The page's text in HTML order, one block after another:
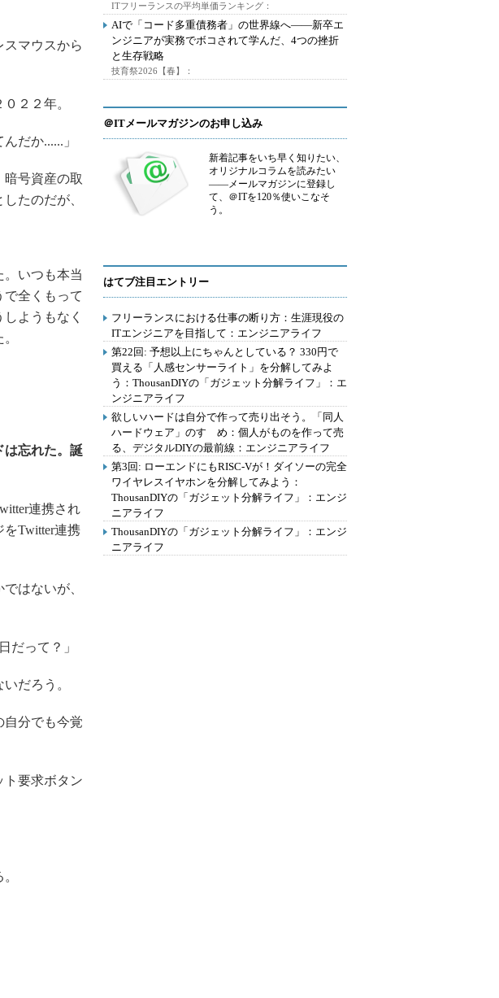
マウスから
２２年。
だか......」
号資産の取
たのだが、
いつも本当
で全くもって
ようもなく
は忘れた。誕
連携され
をTwitter連携
はないが、
だって？」
だろう。
自分でも今覚
ト要求ボタン
ITフリーランスの平均単価ランキング：
AIで「コード多重債務者」の世界線へ――新卒エ
ンジニアが実務でボコされて学んだ、4つの挫折
と生存戦略
技育祭2026【春】：
＠ITメールマガジンのお申し込み
新着記事をいち早く知りたい、
オリジナルコラムを読みたい
――メールマガジンに登録し
て、＠ITを120％使いこなそ
う。
はてブ注目エントリー
フリーランスにおける仕事の断り方：生涯現役の
ITエンジニアを目指して：エンジニアライフ
第22回: 予想以上にちゃんとしている？ 330円で
買える「人感センサーライト」を分解してみよ
う：ThousanDIYの「ガジェット分解ライフ」：エ
ンジニアライフ
欲しいハードは自分で作って売り出そう。「同人
ハードウェア」のすゝめ：個人がものを作って売
る、デジタルDIYの最前線：エンジニアライフ
第3回: ローエンドにもRISC-Vが！ダイソーの完全
ワイヤレスイヤホンを分解してみよう：
ThousanDIYの「ガジェット分解ライフ」：エンジ
ニアライフ
ThousanDIYの「ガジェット分解ライフ」：エンジ
ニアライフ